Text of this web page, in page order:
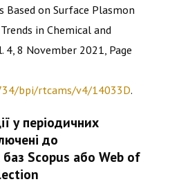
Based on Surface Plasmon
in Chemical and
4, 8 November 2021, Page
bpi/rtcams/v4/14033D.
у періодичних
до
Scopus або Web of